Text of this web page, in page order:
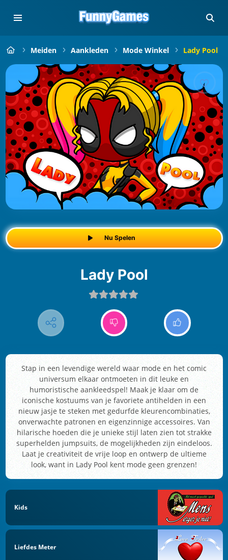
Meiden Aankleden Mode Winkel Lady Pool
Nu Spelen
Lady Pool
Stap in een levendige wereld waar mode en het comic
universum elkaar ontmoeten in dit leuke en
humoristische aankleedspel! Maak je klaar om de
iconische kostuums van je favoriete antihelden in een
nieuw jasje te steken met gedurfde kleurencombinaties,
onverwachte patronen en eigenzinnige accessoires. Van
hilarische hoeden die je unieke stijl laten zien tot strakke
superhelden jumpsuits, de mogelijkheden zijn eindeloos.
Laat je creativiteit de vrije loop en ontwerp de ultieme
look, want in Lady Pool kent mode geen grenzen!
Kids
Liefdes Meter